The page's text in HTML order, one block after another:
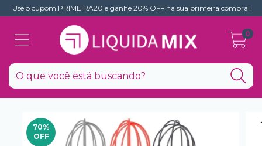
Use o cupom PRIMEIRA20 e ganhe 20% OFF na sua primeira compra!
0
70%
OFF